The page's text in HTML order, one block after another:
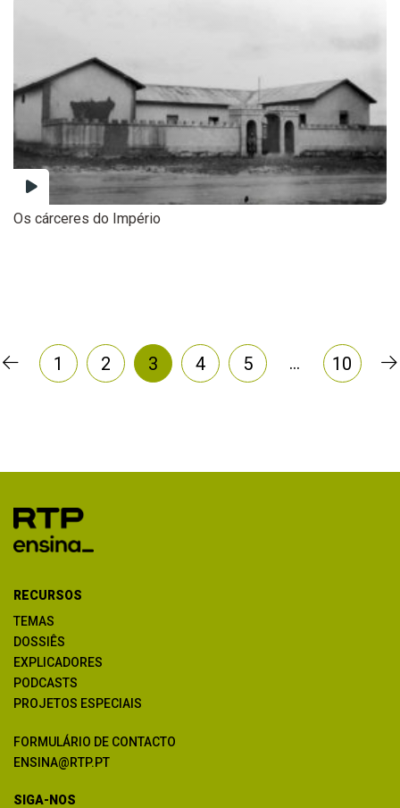
Os cárceres do Império
1 2 3 4 5 … 10
RECURSOS
TEMAS
DOSSIÊS
EXPLICADORES
PODCASTS
PROJETOS ESPECIAIS
FORMULÁRIO DE CONTACTO
ENSINA@RTP.PT
SIGA-NOS